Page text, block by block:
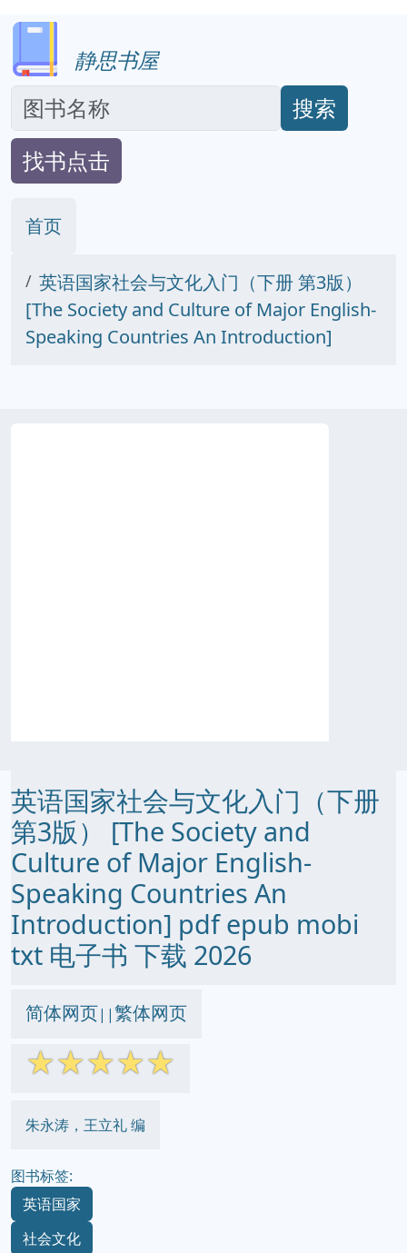
静思书屋
搜索
找书点击
首页
英语国家社会与文化入门（下册 第3版）
[The Society and Culture of Major English-
Speaking Countries An Introduction]
英语国家社会与文化入门（下册
第3版） [The Society and
Culture of Major English-
Speaking Countries An
Introduction] pdf epub mobi
txt 电子书 下载 2026
简体网页||繁体网页
☆☆☆☆☆
朱永涛，王立礼 编
图书标签:
英语国家
社会文化